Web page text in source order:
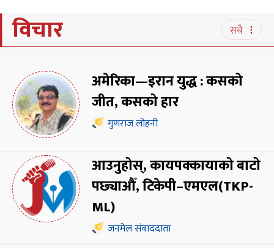
विचार सबै
अमेरिका—इरान युद्ध : कसको
जीत, कसको हार
गुणराज लोहनी
आउनुहोस्, कायपक्कायाको बाटो
पछ्याऔँ, टिकेपी–एमएल(TKP-
ML)
जनमेल संवाददाता